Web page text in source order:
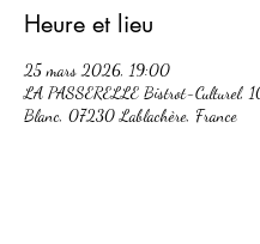
Heure et lieu
25 mars 2026, 19:00
LA PASSERELLE Bistrot-Culturel,
Blanc, 07230 Lablachère, France